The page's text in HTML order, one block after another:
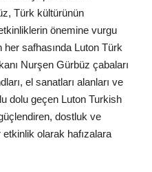
Türk kültürünün
önemine vurgu
safhasında Luton Türk
Nurşen Gürbüz çabaları
el sanatları alanları ve
dolu geçen Luton Turkish
dostluk ve
olarak hafızalara